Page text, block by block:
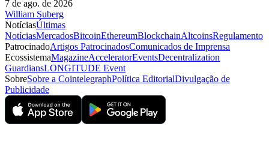
7 de ago. de 2026
William Suberg
NotíciasÚltimas
NotíciasMercadosBitcoinEthereumBlockchainAltcoinsRegulamento
PatrocinadoArtigos PatrocinadosComunicados de Imprensa
EcossistemaMagazineAcceleratorEventsDecentralization
GuardiansLONGITUDE Event
SobreSobre a CointelegraphPolítica EditorialDivulgação de
Publicidade